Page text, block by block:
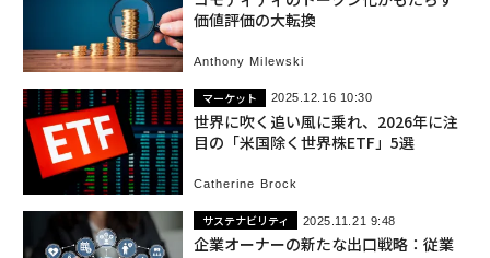
価値評価の大転換
Anthony Milewski
マーケット 2025.12.16 10:30
世界に吹く追い風に乗れ、2026年に注
目の「米国除く世界株ETF」5選
Catherine Brock
サステナビリティ 2025.11.21 9:48
企業オーナーの新たな出口戦略：従業